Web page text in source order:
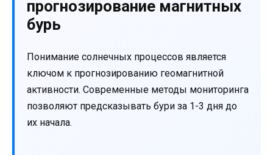
прогнозирование магнитных
бурь
Понимание солнечных процессов является
ключом к прогнозированию геомагнитной
активности. Современные методы мониторинга
позволяют предсказывать бури за 1-3 дня до
их начала.